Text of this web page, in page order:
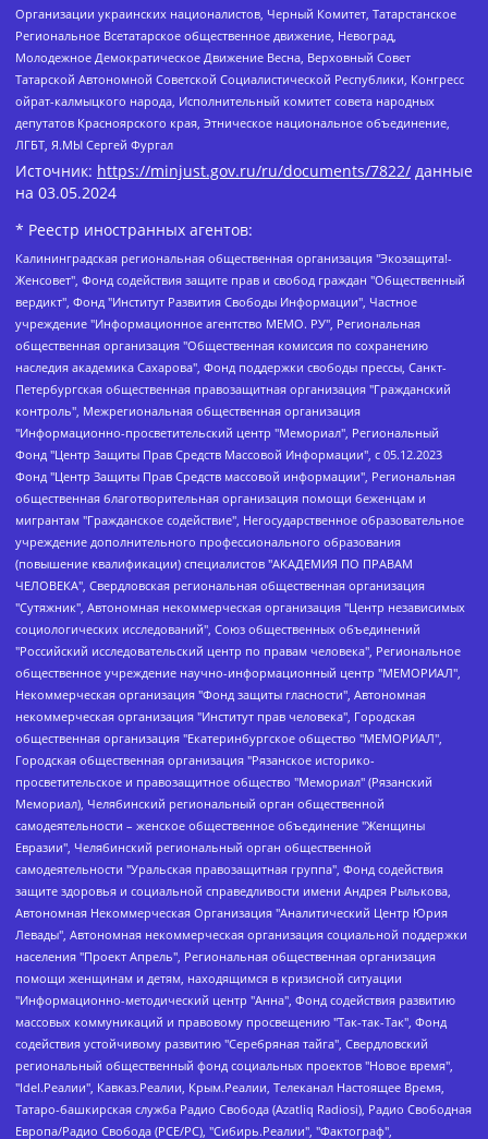
Организации украинских националистов, Черный Комитет, Татарстанское
Региональное Всетатарское общественное движение, Невоград,
Молодежное Демократическое Движение Весна, Верховный Совет
Татарской Автономной Советской Социалистической Республики, Конгресс
ойрат-калмыцкого народа, Исполнительный комитет совета народных
депутатов Красноярского края, Этническое национальное объединение,
ЛГБТ, Я.МЫ Сергей Фургал
Источник: https://minjust.gov.ru/ru/documents/7822/ данные
на 03.05.2024
* Реестр иностранных агентов:
Калининградская региональная общественная организация "Экозащита!-Женсовет", Фонд содействия защите прав и свобод граждан "Общественный вердикт", Фонд "Институт Развития Свободы Информации", Частное учреждение "Информационное агентство МЕМО. РУ", Региональная общественная организация "Общественная комиссия по сохранению наследия академика Сахарова", Фонд поддержки свободы прессы, Санкт-Петербургская общественная правозащитная организация "Гражданский контроль", Межрегиональная общественная организация "Информационно-просветительский центр "Мемориал", Региональный Фонд "Центр Защиты Прав Средств Массовой Информации", с 05.12.2023 Фонд "Центр Защиты Прав Средств массовой информации", Региональная общественная благотворительная организация помощи беженцам и мигрантам "Гражданское содействие", Негосударственное образовательное учреждение дополнительного профессионального образования (повышение квалификации) специалистов "АКАДЕМИЯ ПО ПРАВАМ ЧЕЛОВЕКА", Свердловская региональная общественная организация "Сутяжник", Автономная некоммерческая организация "Центр независимых социологических исследований", Союз общественных объединений "Российский исследовательский центр по правам человека", Региональное общественное учреждение научно-информационный центр "МЕМОРИАЛ", Некоммерческая организация "Фонд защиты гласности", Автономная некоммерческая организация "Институт прав человека", Городская общественная организация "Екатеринбургское общество "МЕМОРИАЛ", Городская общественная организация "Рязанское историко-просветительское и правозащитное общество "Мемориал" (Рязанский Мемориал), Челябинский региональный орган общественной самодеятельности – женское общественное объединение "Женщины Евразии", Челябинский региональный орган общественной самодеятельности "Уральская правозащитная группа", Фонд содействия защите здоровья и социальной справедливости имени Андрея Рылькова, Автономная Некоммерческая Организация "Аналитический Центр Юрия Левады", Автономная некоммерческая организация социальной поддержки населения "Проект Апрель", Региональная общественная организация помощи женщинам и детям, находящимся в кризисной ситуации "Информационно-методический центр "Анна", Фонд содействия развитию массовых коммуникаций и правовому просвещению "Так-так-Так", Фонд содействия устойчивому развитию "Серебряная тайга", Свердловский региональный общественный фонд социальных проектов "Новое время", "Idel.Реалии", Кавказ.Реалии, Крым.Реалии, Телеканал Настоящее Время, Татаро-башкирская служба Радио Свобода (Azatliq Radiosi), Радио Свободная Европа/Радио Свобода (PCE/PC), "Сибирь.Реалии", "Фактограф", Благотворительный фонд помощи осужденным и их семьям, Автономная некоммерческая организация "Институт глобализации и социальных движений", Фонд "В защиту прав заключенных", Частное учреждение "Центр поддержки и содействия развитию средств массовой информации", Пензенский региональный общественный благотворительный фонд "Гражданский союз", "Север.Реалии", Некоммерческая организация Фонд "Правовая инициатива", Общество с ограниченной ответственностью "Радио Свободная Европа/Радио Свобода", Чешское информационное агентство "MEDIUM-ORIENT", Красноярская региональная общественная организация "Мы против СПИДа", Камалягин Денис Николаевич, Маркелов Сергей Евгеньевич, Пономарев Лев Александрович, Савицкая Людмила Алексеевна, Автономная некоммерческая организация "Центр по работе с проблемой насилия "НАСИЛИЮ.НЕТ", Межрегиональный профессиональный союз работников здравоохранения "Альянс врачей", Юридическое лицо, зарегистрированное в Латвийской Республике, SIA "Medusa Project" (регистрационный номер 40103797863, дата регистрации 10.06.2014), Некоммерческая организация "Фонд по борьбе с коррупцией", Автономная некоммерческая организация "Институт права и публичной политики", Баданин Роман Сергеевич, Гликин Максим Александрович, Железнова Мария Михайловна, Лукьянова Юлия Сергеевна, Маетная Елизавета Витальевна, Маняхин Петр Борисович, Чуракова Ольга Владимировна, Ярош Юлия Петровна, Юридическое лицо "The Insider SIA", зарегистрированное в Риге, Латвийская Республика (дата регистрации 26.06.2015), являющееся администратором доменного имени интернет-издания "The Insider SIA", https://theins.ru, Постернак Алексей Евгеньевич, Рубин Михаил Аркадьевич, Анин Роман Александрович, Юридическое лицо Istories fonds, зарегистрированное в Латвийской Республике (регистрационный номер 50008295751, дата регистрации 24.02.2020), Великовский Дмитрий Александрович, Долинина Ирина Николаевна, Мароховская Алеся Алексеевна, Шлейнов Роман Юрьевич, Шмагун Олеся Валентиновна, Общество с ограниченной ответственностью "Альтаир 2021", Общество с ограниченной ответственностью "Вега 2021", Общество с ограниченной ответственностью "Главный редактор 2021", Общество с ограниченной ответственностью "Ромашки монолит", Важенков Артем Валерьевич, Ивановская областная общественная организация "Центр гендерных исследований", Гурман Юрий Альбертович, Медиапроект "ОВД-Инфо", Егоров Владимир Владимирович, Жилинский Владимир Александрович, Общество с ограниченной ответственностью "ЗП", Иванова София Юрьевна, Карезина Инна Павловна, Кильтау Екатерина Викторовна, Петров Алексей Викторович, Пискунов Сергей Евгеньевич, Смирнов Сергей Сергеевич, Тихонов Михаил Сергеевич, Общество с ограниченной ответственностью "ЖУРНАЛИСТ-ИНОСТРАННЫЙ АГЕНТ", Арапова Галина Юрьевна, Вольтская Татьяна Анатольевна, Американская компания "Mason G.E.S. Anonymous Foundation" (США), являющаяся владельцем интернет-издания https://mnews.world/, Компания "Stichting Bellingcat", зарегистрированная в Нидерландах (дата регистрации 11.07.2018), Захаров Андрей Вячеславович, Клепиковская Екатерина Дмитриевна, Общество с ограниченной ответственностью "МЕМО", Перл Роман Александрович, Симонов Евгений Алексеевич, Соловьева Елена Анатольевна, Сотников Даниил Владимирович, Сурначева Елизавета Дмитриевна, Автономная некоммерческая организация по защите прав человека и информированию населения "Якутия – Наше Мнение", Общество с ограниченной ответственностью "Москоу диджитал медиа", с 26.01.2023 Общество с ограниченной ответственностью "Чайка Белые сады", Ветошкина Валерия Валерьевна, Заговора Максим Александрович, Межрегиональное общественное движение "Российская ЛГБТ - сеть", Оленичев Максим Владимирович, Павлов Иван Юрьевич, Скворцова Елена Сергеевна, Общество с ограниченной ответственностью "Как бы инагент", Кочетков Игорь Викторович, Общество с ограниченной ответственностью "Честные выборы", Еланчик Олег Александрович, Общество с ограниченной ответственностью "Нобелевский призыв", Гималова Регина Эмилевна, Григорьев Андрей Валерьевич, Григорьева Алина Александровна, Ассоциация по содействию защите прав призывников, альтернативнослужащих и военнослужащих "Правозащитная группа "Гражданин.Армия.Право", Хисамова Регина Фаритовна, Автономная некоммерческая организация по реализации социально-правовых программ "Лилит", Дальневосточное общественное движение "Маяк", Санкт-Петербургская ЛГБТ-инициативная группа "Выход", Инициативная группа ЛГБТ+ "Реверс", Алексеев Андрей Викторович, Бекбулатова Таисия Львовна, Беляев Иван Михайлович, Владыкина Елена Сергеевна, Гельман Марат Александрович, Никульшина Вероника Юрьевна, Толоконникова Надежда Андреевна, Шендерович Виктор Анатольевич, Общество с ограниченной ответственностью "Данное сообщение", Общество с ограниченной ответственностью Издательский дом "Новая глава", Айнбиндер Александра Александровна, Московский комьюнити-центр для ЛГБТ+инициатив, Благотворительный фонд развития филантропии, Deutsche Welle (Германия, Kurt-Schumacher-Strasse 3, 53113 Bonn), Борзунова Мария Михайловна, Воробьев Виктор Викторович, Голубева Анна Львовна, Константинова Алла Михайловна, Малкова Ирина Владимировна, Мурадов Мурад Абдулгалимович, Осетинская Елизавета Николаевна, Понасенков Евгений Николаевич, Ганапольский Матвей Юрьевич, Киселев Евгений Алексеевич, Борухович Ирина Григорьевна, Дремин Иван Тимофеевич, Дубровский Дмитрий Викторович, Красноярская региональная общественная организация поддержки и развития альтернативных образовательных технологий и межкультурных коммуникаций "ИНТЕРРА", Маяковская Екатерина Алексеевна, Фейгин Марк Захарович, Филимонов Андрей Викторович, Дзугкоева Регина Николаевна, Доброхотов Роман Александрович, Дудь Юрий Александрович, Елкин Сергей Владимирович, Кругликов Кирилл Игоревич, Сабунаева Мария Леонидовна, Семенов Алексей Владимирович, Шаинян Карен Багратович, Шульман Екатерина Михайловна, Асафьев Артур Валерьевич, Вахштайн Виктор Семенович, Венедиктов Алексей Алексеевич, Лушникова Екатерина Евгеньевна, Волков Леонид Михайлович, Невзоров Александр Глебович, Пархоменко Сергей Борисович, Сироткин Ярослав Николаевич, Кара-Мурза Владимир Владимирович, Баранова Наталья Владимировна, Гозман Леонид Яковлевич, Кагарлицкий Борис Юльевич, Климарев Михаил Валерьевич, Милов Владимир Станиславович, Автономная некоммерческая организация Краснодарский центр современного искусства "Типография", Моргенштерн Алишер Тагирович, Соболь Любовь Эдуардовна, Общество с ограниченной ответственностью "ЛИЗА НОРМ", Каспаров Гарри Кимович, Ходорковский Михаил Борисович, Общество с ограниченной ответственностью "Апрельские тезисы", Данилович Ирина Брониславовна, Кашин Олег Владимирович, Петров Николай Владимирович, Пивоваров Алексей Владимирович, Соколов Михаил Владимирович, Цветкова Юлия Владимировна, Чичваркин Евгений Александрович, Комитет против пыток/Команда против пыток, Общество с ограниченной ответственностью "Первый научный", Общество с ограниченной ответственностью "Вертолет и ко", Белоцерковская Вероника Борисовна, Кац Максим Евгеньевич, Лазарева Татьяна Юрьевна, Шаведдинов Руслан Табризович, Яшин Илья Валерьевич, Общество с ограниченной ответственностью "Иноагент ААВ", Алешковский Дмитрий Петрович, Альбац Евгения Марковна, Быков Дмитрий Львович, Галямина Юлия Евгеньевна, Лойко Сергей Леонидович, Мартынов Кирилл Константинович, Медведев Сергей Александрович, Крашенинников Федор Геннадиевич, Гордеева Катерина Вл